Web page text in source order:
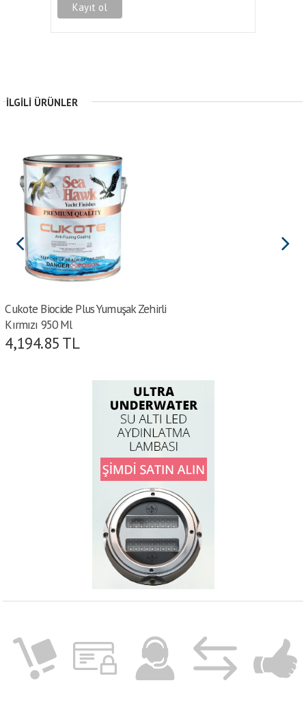
İLGILI ÜRÜNLER
Cukote Biocide Plus Yumuşak Zehirli
Kırmızı 950 Ml
4,194.85 TL